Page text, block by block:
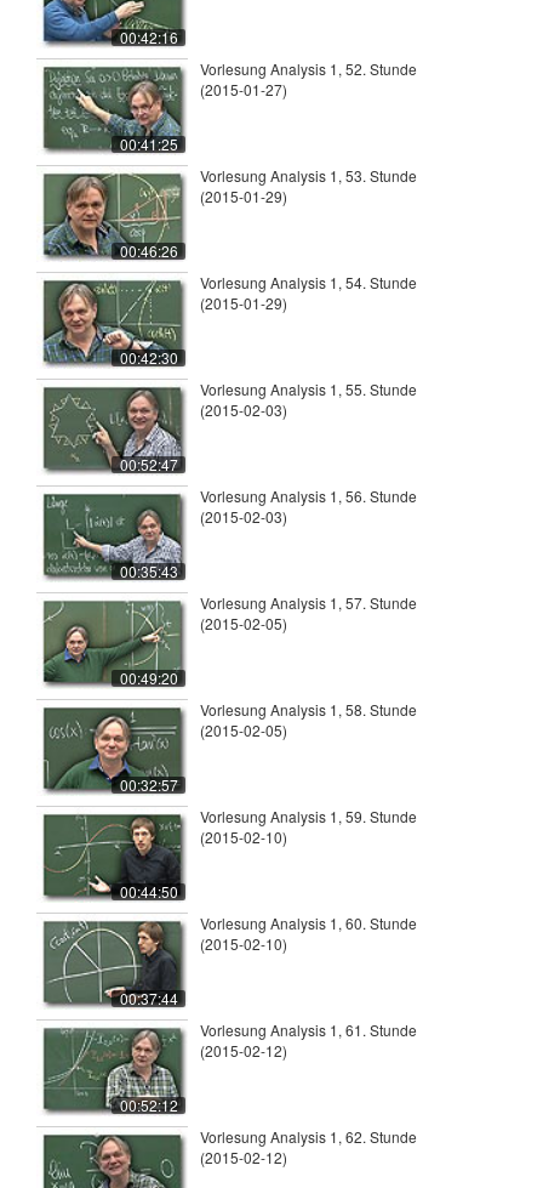
00:42:16
00:41:25
Vorlesung Analysis 1, 52. Stunde
(2015-01-27)
00:46:26
Vorlesung Analysis 1, 53. Stunde
(2015-01-29)
00:42:30
Vorlesung Analysis 1, 54. Stunde
(2015-01-29)
00:52:47
Vorlesung Analysis 1, 55. Stunde
(2015-02-03)
00:35:43
Vorlesung Analysis 1, 56. Stunde
(2015-02-03)
00:49:20
Vorlesung Analysis 1, 57. Stunde
(2015-02-05)
00:32:57
Vorlesung Analysis 1, 58. Stunde
(2015-02-05)
00:44:50
Vorlesung Analysis 1, 59. Stunde
(2015-02-10)
00:37:44
Vorlesung Analysis 1, 60. Stunde
(2015-02-10)
00:52:12
Vorlesung Analysis 1, 61. Stunde
(2015-02-12)
Vorlesung Analysis 1, 62. Stunde
(2015-02-12)